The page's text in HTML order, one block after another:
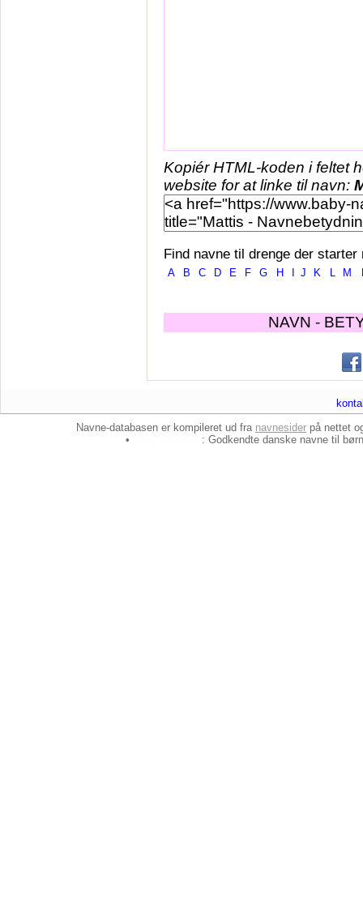
Kopiér HTML-koden i feltet
website for at linke til navn:
Find navne til drenge der starter
A B C D E F G H J K L M
NAVN -
Navne-databasen er kompileret ud fra navnesider på nettet
•
: Godkendte danske navne til børn